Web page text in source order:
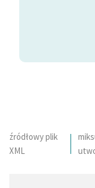
źródłowy plik
XML